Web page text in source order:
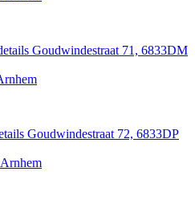
Goudwindestraat 71, 6833DM
Goudwindestraat 72, 6833DP